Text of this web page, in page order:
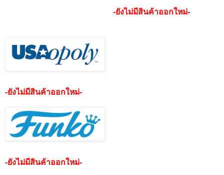
-ยังไม่มีสินค้าออกใหม่-
-ยังไม่มีสินค้าออกใหม่-
-ยังไม่มีสินค้าออกใหม่-